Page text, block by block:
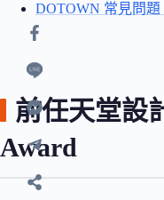
DOTOWN 常見問題
前任天堂設
Award